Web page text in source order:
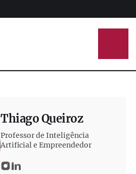
Thiago Queiroz
Professor de Inteligência
Artificial e Empreendedor